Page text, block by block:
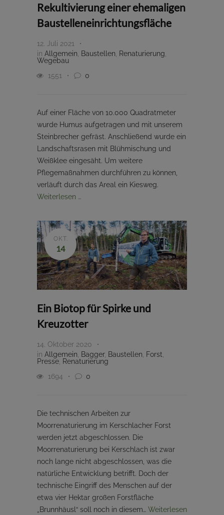
Rekultivierung einer ehemaligen
Baustelleneinrichtungsfläche
12. Juli 2021
in Allgemein Baustellen Renaturierung
Wegebau
1551
0
Auf einer Fläche von 10.000 Quadratmeter
wurde Humus aufgetragen und mit unserem
Steinbrecher gefräst. Anschließend wurde ein
Landschaftsrasen mit Blühmischung und
Weißklee eingesäht. Um weitere
Pflegemaßnahmen durchführen zu können,
verläuft durch das Areal ein Kiesweg.
Weiterlesen …
OKT.
14
Ein Biotop für Spirke und
Kreuzotter
14. Oktober 2020
in Allgemein Bagger, Baustellen Forst
Presse Renaturierung
1694
0
Die technischen Arbeiten zur
Moorrenaturierung im Kerschlacher Forst
werden jetzt abgeschlossen. Die
Moorrenaturierung bei Kerschlach ist zwar
noch lange nicht abgeschlossen, was die
natürliche Entwicklung betrifft. Doch der
technische Eingriff des Menschen auf der
etwa vier Hektar großen Forstfläche
„Brunnhäusl“ soll noch in diesem… Weiterlesen